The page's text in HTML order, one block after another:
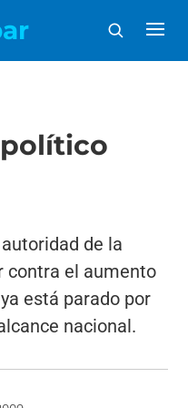
de la
contra el aumento
está parado por
nacional.